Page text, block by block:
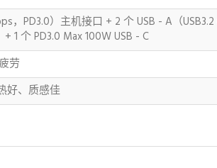
，PD3.0）主机接口 + 2 个 USB - A（
1 个 PD3.0 Max 100W USB - C
劳
好、质感佳